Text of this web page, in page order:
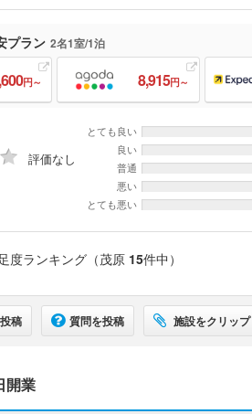
プラン 2名1室/1泊
円～ 8,915円～
評価なし
とても良い
良い
普通
悪い
とても悪い
度ランキング（茂原 15件中）
稿 質問を投稿 施設をクリップ
開業